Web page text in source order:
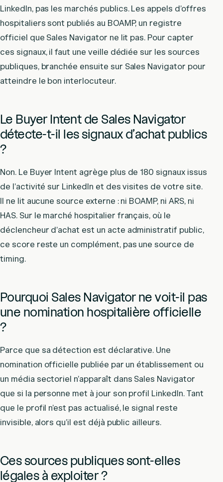
LinkedIn, pas les marchés publics. Les appels d’offres
hospitaliers sont publiés au BOAMP, un registre
officiel que Sales Navigator ne lit pas. Pour capter
ces signaux, il faut une veille dédiée sur les sources
publiques, branchée ensuite sur Sales Navigator pour
atteindre le bon interlocuteur.
Le Buyer Intent de Sales Navigator
détecte-t-il les signaux d’achat publics
?
Non. Le Buyer Intent agrège plus de 180 signaux issus
de l’activité sur LinkedIn et des visites de votre site.
Il ne lit aucune source externe : ni BOAMP, ni ARS, ni
HAS. Sur le marché hospitalier français, où le
déclencheur d’achat est un acte administratif public,
ce score reste un complément, pas une source de
timing.
Pourquoi Sales Navigator ne voit-il pas
une nomination hospitalière officielle
?
Parce que sa détection est déclarative. Une
nomination officielle publiée par un établissement ou
un média sectoriel n’apparaît dans Sales Navigator
que si la personne met à jour son profil LinkedIn. Tant
que le profil n’est pas actualisé, le signal reste
invisible, alors qu’il est déjà public ailleurs.
Ces sources publiques sont-elles
légales à exploiter ?